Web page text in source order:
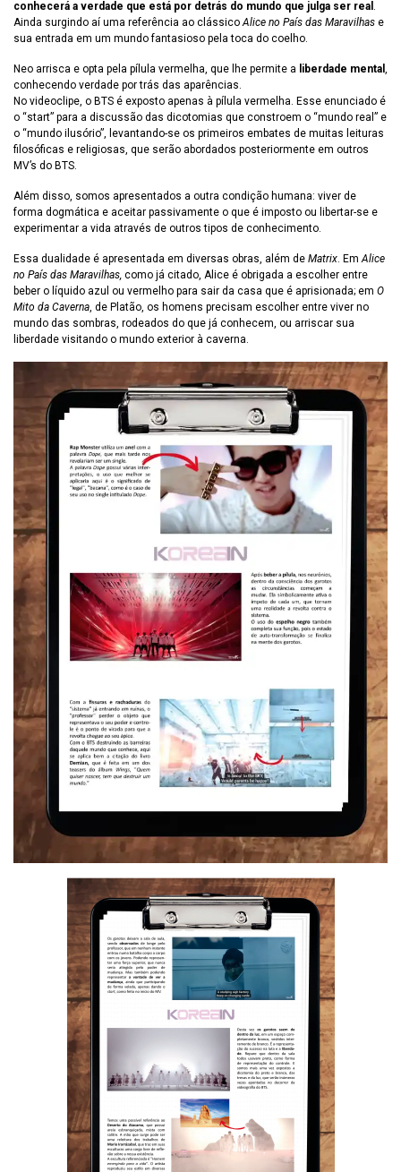
conhecerá a verdade que está por detrás do mundo que julga ser real .
Ainda surgindo aí uma referência ao clássicoAlice no País das Maravilhas e
sua entrada em um mundo fantasioso pela toca do coelho.
Neo arrisca e opta pela pílula vermelha, que lhe permite a liberdade mental ,
conhecendo verdade por trás das aparências.
No videoclipe, o BTS é exposto apenas à pílula vermelha. Esse enunciado é
o “start” para a discussão das dicotomias que constroem o “mundo real” e
o “mundo ilusório”, levantando-se os primeiros embates de muitas leituras
filosóficas e religiosas, que serão abordados posteriormente em outros
MV’s do BTS.
Além disso, somos apresentados a outra condição humana: viver de
forma dogmática e aceitar passivamente o que é imposto ou libertar-se e
experimentar a vida através de outros tipos de conhecimento.
Essa dualidade é apresentada em diversas obras, além de Matrix. EmAlice
no País das Maravilhas, como já citado, Alice é obrigada a escolher entre
beber o líquido azul ou vermelho para sair da casa que é aprisionada; em O
Mito da Caverna, de Platão, os homens precisam escolher entre viver no
mundo das sombras, rodeados do que já conhecem, ou arriscar sua
liberdade visitando o mundo exterior à caverna.